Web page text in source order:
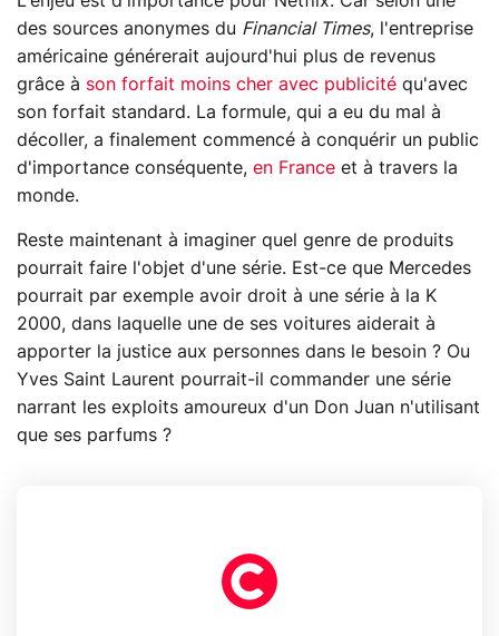
des sources anonymes du Financial Times, l'entreprise
américaine générerait aujourd'hui plus de revenus
grâce à son forfait moins cher avec publicité qu'avec
son forfait standard. La formule, qui a eu du mal à
décoller, a finalement commencé à conquérir un public
d'importance conséquente, en France et à travers la
monde.
Reste maintenant à imaginer quel genre de produits
pourrait faire l'objet d'une série. Est-ce que Mercedes
pourrait par exemple avoir droit à une série à la K
2000, dans laquelle une de ses voitures aiderait à
apporter la justice aux personnes dans le besoin ? Ou
Yves Saint Laurent pourrait-il commander une série
narrant les exploits amoureux d'un Don Juan n'utilisant
que ses parfums ?